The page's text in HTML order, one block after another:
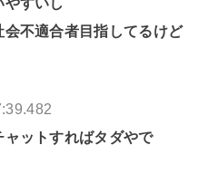
不適合者目指してるけど
ャットすればタダやで